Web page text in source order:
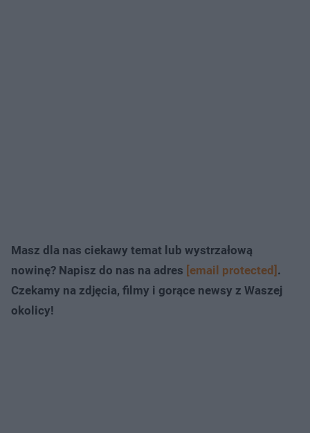
Masz dla nas ciekawy temat lub wystrzałową
nowinę? Napisz do nas na adres [email protected] .
Czekamy na zdjęcia, filmy i gorące newsy z Waszej
okolicy!